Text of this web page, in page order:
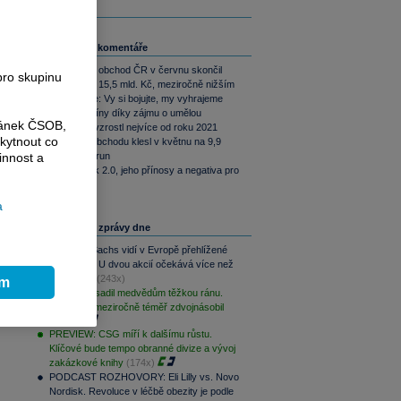
Související komentáře
Zahraniční obchod ČR v červnu skončil
přebytkem 15,5 mld. Kč, meziročně nižším
Perly týdne: Vy si bojujte, my vyhrajeme
Export z Číny díky zájmu o umělou
inteligenci vzrostl nejvíce od roku 2021
Přebytek obchodu klesl v květnu na 9,9
miliardy korun
Čínský šok 2.0, jeho přínosy a negativa pro
Nejčtenější zprávy dne
Goldman Sachs vidí v Evropě přehlížené
příležitosti. U dvou akcií očekává více než
(243x)
Palantir zasadil medvědům těžkou ránu.
Své tržby meziročně téměř zdvojnásobil
PREVIEW: CSG míří k dalšímu růstu.
Klíčové bude tempo obranné divize a vývoj
zakázkové knihy (174x)
PODCAST ROZHOVORY: Eli Lilly vs. Novo
Nordisk. Revoluce v léčbě obezity je podle
skupinu
ČSOB,
co
a